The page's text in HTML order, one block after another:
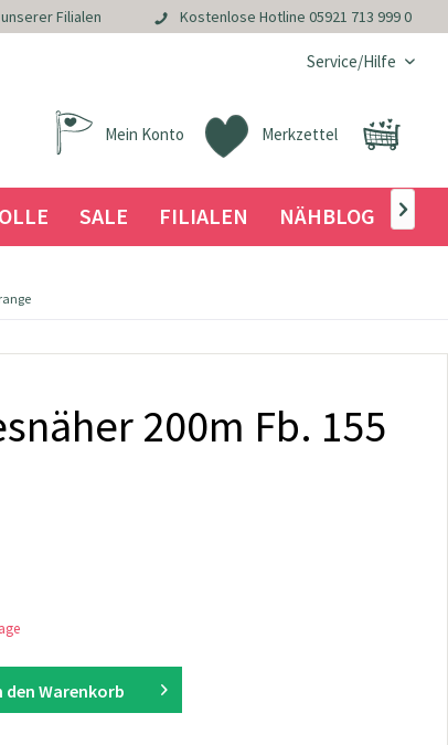
Filialen Kostenlose Hotline 05921 713 999 0
Service/Hilfe
Merkzettel
Mein Konto
SALE FILIALEN NÄHBLOG 
200m Fb. 155
den Warenkorb